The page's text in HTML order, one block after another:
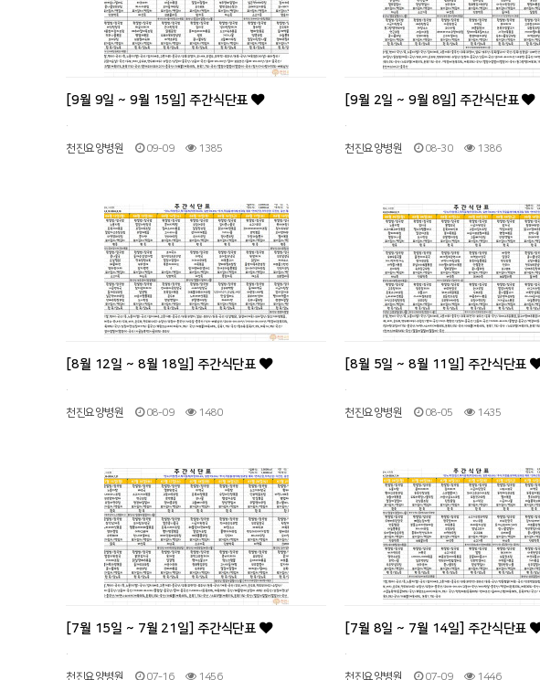
[9월 9일 ~ 9월 15일] 주간식단표
천진요양병원 09-09 1385
[9월 2일 ~ 9월 8일] 주간식단표
천진요양병원 08-30 1386
[8월 12일 ~ 8월 18일] 주간식단표
천진요양병원 08-09 1480
[8월 5일 ~ 8월 11일] 주간식단표
천진요양병원 08-05 1435
[7월 15일 ~ 7월 21일] 주간식단표
천진요양병원 07-16 1456
[7월 8일 ~ 7월 14일] 주간식단표
천진요양병원 07-09 1446